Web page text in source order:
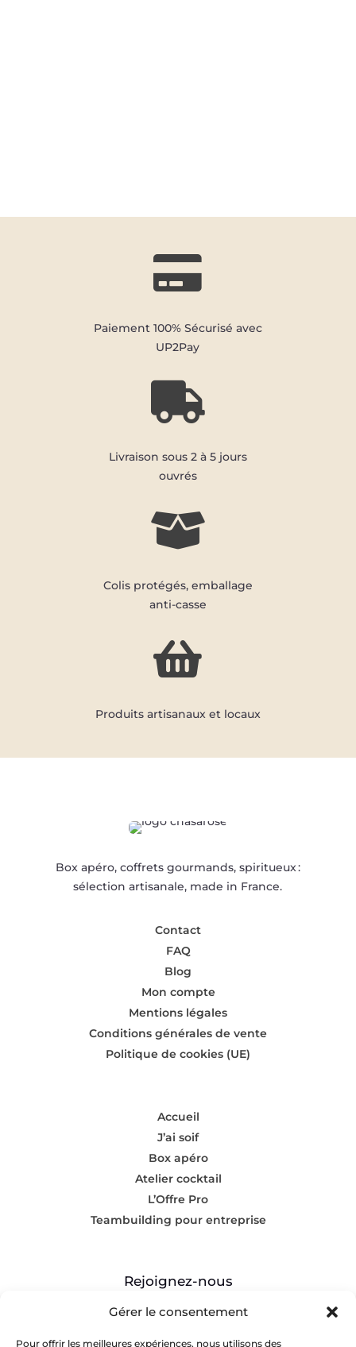
Gérer le consentement
Pour offrir les meilleures expériences, nous utilisons des

Paiement 100% Sécurisé avec
UP2Pay

Livraison sous 2 à 5 jours
ouvrés

Colis protégés, emballage
anti-casse

Produits artisanaux et locaux
Box apéro, coffrets gourmands, spiritueux :
sélection artisanale, made in France.
Contact
FAQ
Blog
Mon compte
Mentions légales
Conditions générales de vente
Politique de cookies (UE)
Accueil
J’ai soif
Box apéro
Atelier cocktail
L’Offre Pro
Teambuilding pour entreprise
Rejoignez-nous
  